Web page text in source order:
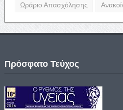
Ωράριο Απασχόλησης
Πρόσφατο Τεύχος